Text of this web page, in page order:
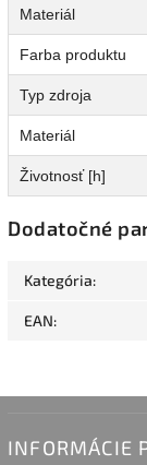
Materiál
Farba produktu
Typ zdroja
Materiál
Životnosť [h]
Dodatočné
Kategória:
EAN:
INFORMÁCIE